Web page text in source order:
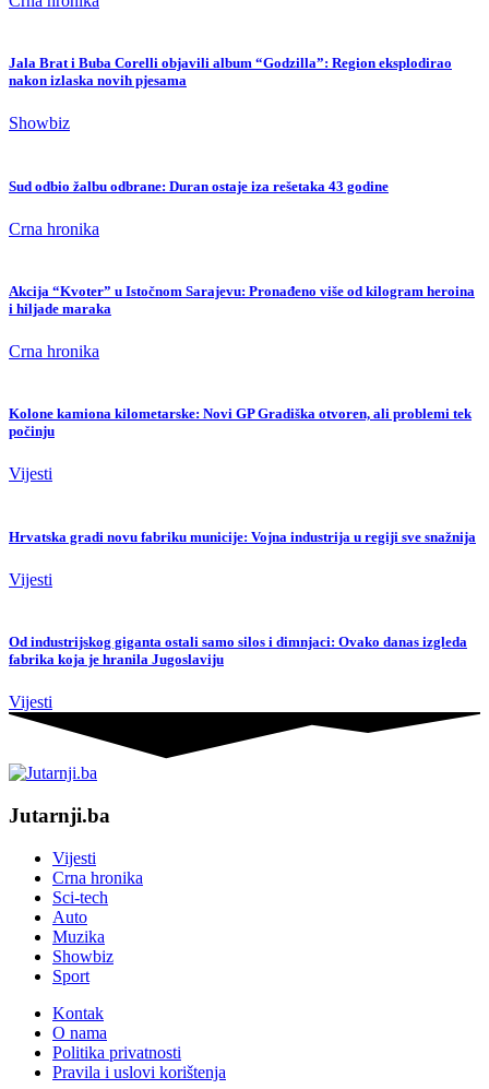
Jala Brat i Buba Corelli objavili album “Godzilla”: Region eksplodirao
nakon izlaska novih pjesama
Showbiz
Sud odbio žalbu odbrane: Duran ostaje iza rešetaka 43 godine
Crna hronika
Akcija “Kvoter” u Istočnom Sarajevu: Pronađeno više od kilogram heroina
i hiljade maraka
Crna hronika
Kolone kamiona kilometarske: Novi GP Gradiška otvoren, ali problemi tek
počinju
Vijesti
Hrvatska gradi novu fabriku municije: Vojna industrija u regiji sve snažnija
Vijesti
Od industrijskog giganta ostali samo silos i dimnjaci: Ovako danas izgleda
fabrika koja je hranila Jugoslaviju
Vijesti
Jutarnji.ba
Vijesti
Crna hronika
Sci-tech
Auto
Muzika
Showbiz
Sport
Kontak
O nama
Politika privatnosti
Pravila i uslovi korištenja